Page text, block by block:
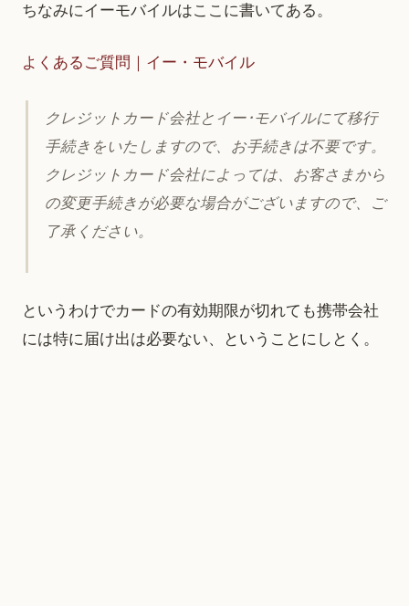
ちなみにイーモバイルはここに書いてある。
よくあるご質問｜イー・モバイル
クレジットカード会社とイー･モバイルにて移行
手続きをいたしますので、お手続きは不要です。
クレジットカード会社によっては、お客さまから
の変更手続きが必要な場合がございますので、ご
了承ください。
というわけでカードの有効期限が切れても携帯会社
には特に届け出は必要ない、ということにしとく。